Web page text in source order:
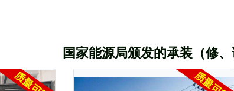
国家能源局颁发的承装（修